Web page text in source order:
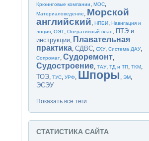
Крюинговые компании,МОС,
Материаловедение, Морской
английский,НПБИ,Навигация и
лоция,ОЭТ,Оперативный план, ПТЭ и
инструкции, Плавательная
практика,СДВС,СХУ,Система ДАУ,
Сопромат,Судоремонт,
Судостроение,ТАУ,ТД и ТП,ТКМ,
ТОЭ,ТУС,УРФ, Шпоры ,ЭМ,
ЭСЭУ
Показать все теги
СТАТИСТИКА САЙТА